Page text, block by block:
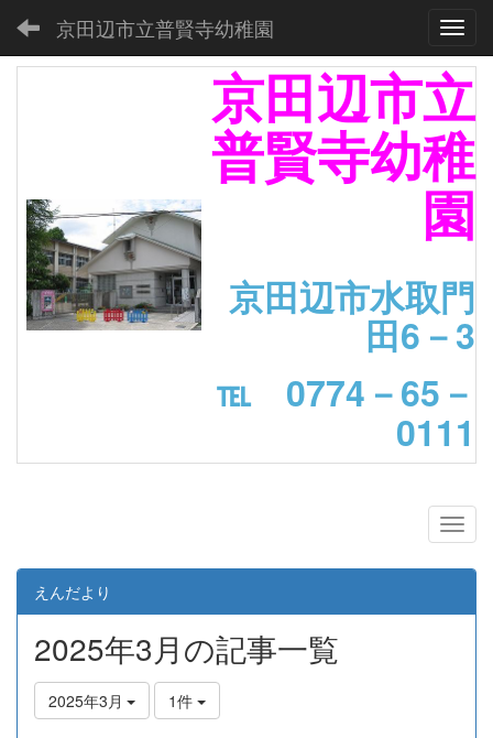
京田辺市立普賢寺幼稚園
京田辺市立
普賢寺幼稚
園
京田辺市水取門
田6－3
℡ 0774－65－
0111
えんだより
2025年3月の記事一覧
2025年3月 1件